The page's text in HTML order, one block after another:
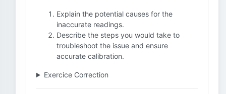
Explain the potential causes for the
inaccurate readings.
Describe the steps you would take to
troubleshoot the issue and ensure
accurate calibration.
Exercice Correction